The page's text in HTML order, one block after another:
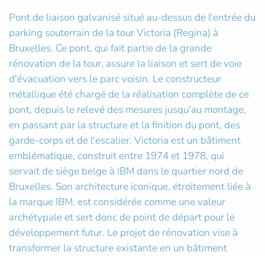
Pont de liaison galvanisé situé au-dessus de l'entrée du
parking souterrain de la tour Victoria (Regina) à
Bruxelles. Ce pont, qui fait partie de la grande
rénovation de la tour, assure la liaison et sert de voie
d'évacuation vers le parc voisin. Le constructeur
métallique été chargé de la réalisation complète de ce
pont, depuis le relevé des mesures jusqu'au montage,
en passant par la structure et la finition du pont, des
garde-corps et de l'escalier. Victoria est un bâtiment
emblématique, construit entre 1974 et 1978, qui
servait de siège belge à IBM dans le quartier nord de
Bruxelles. Son architecture iconique, étroitement liée à
la marque IBM, est considérée comme une valeur
archétypale et sert donc de point de départ pour le
développement futur. Le projet de rénovation vise à
transformer la structure existante en un bâtiment